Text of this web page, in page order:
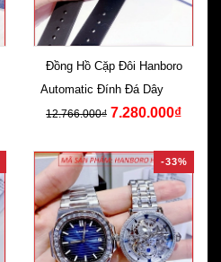
Đồng Hồ Cặp Đôi Hanboro
Automatic Đính Đá Dây Cao
Su Đen
12.766.000₫ 7.280.000₫
-33%